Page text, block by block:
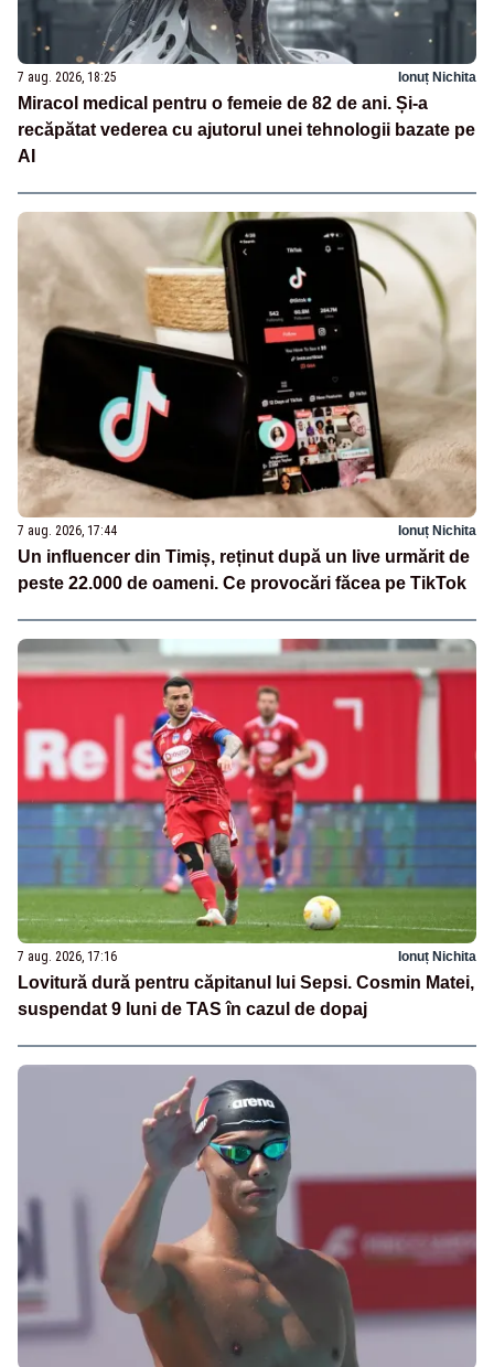
7 aug. 2026, 18:25 Ionuț Nichita
Miracol medical pentru o femeie de 82 de ani. Și-a
recăpătat vederea cu ajutorul unei tehnologii bazate pe
AI
7 aug. 2026, 17:44 Ionuț Nichita
Un influencer din Timiș, reținut după un live urmărit de
peste 22.000 de oameni. Ce provocări făcea pe TikTok
7 aug. 2026, 17:16 Ionuț Nichita
Lovitură dură pentru căpitanul lui Sepsi. Cosmin Matei,
suspendat 9 luni de TAS în cazul de dopaj